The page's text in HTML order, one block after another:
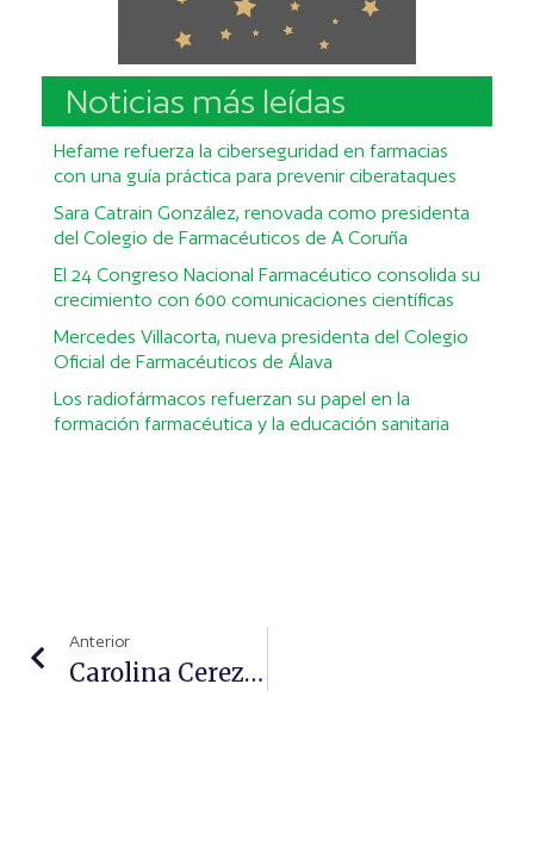
Noticias más leídas
Hefame refuerza la ciberseguridad en farmacias
con una guía práctica para prevenir ciberataques
Sara Catrain González, renovada como presidenta
del Colegio de Farmacéuticos de A Coruña
El 24 Congreso Nacional Farmacéutico consolida su
crecimiento con 600 comunicaciones científicas
Mercedes Villacorta, nueva presidenta del Colegio
Oficial de Farmacéuticos de Álava
Los radiofármacos refuerzan su papel en la
formación farmacéutica y la educación sanitaria
Anterior
Carolina Cerezuela: "La Salud Es Lo Primero"